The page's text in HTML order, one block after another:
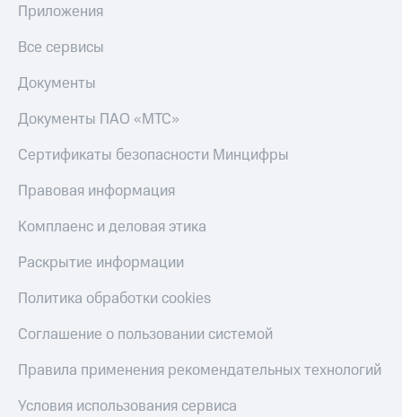
Приложения
Все сервисы
Документы
Документы ПАО «МТС»
Сертификаты безопасности Минцифры
Правовая информация
Комплаенс и деловая этика
Раскрытие информации
Политика обработки cookies
Соглашение о пользовании системой
Правила применения рекомендательных технологий
Условия использования сервиса